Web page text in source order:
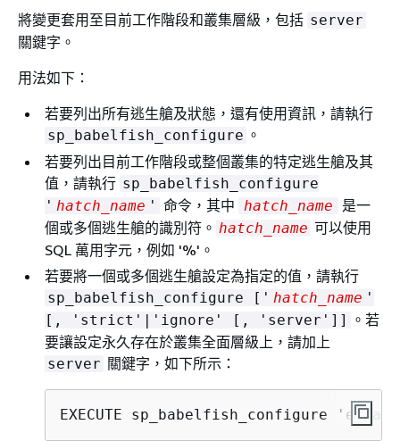
將變更套用至目前工作階段和叢集層級，包括 server
關鍵字。
用法如下：
若要列出所有逃生艙及狀態，還有使用資訊，請執行
sp_babelfish_configure 。
若要列出目前工作階段或整個叢集的特定逃生艙及其
值，請執行 sp_babelfish_configure
' hatch_name ' 命令，其中 hatch_name
是一
個或多個逃生艙的識別符。 hatch_name 可以使用
SQL 萬用字元，例如 '%'。
若要將一個或多個逃生艙設定為指定的值，請執行
sp_babelfish_configure [' hatch_name '
[, 'strict'|'ignore' [, 'server']]
。若
要讓設定永久存在於叢集全面層級上，請加上
server 關鍵字，如下所示：
EXECUTE sp_babelfish_configure